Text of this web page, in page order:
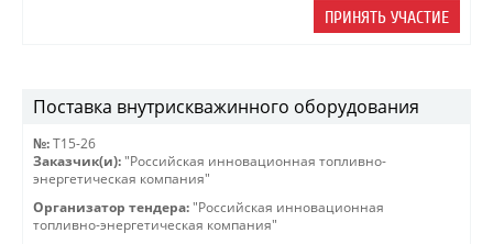
ПРИНЯТЬ УЧАСТИЕ
Поставка внутрискважинного оборудования
№: Т15-26
Заказчик(и): "Российская инновационная топливно-
энергетическая компания"
Организатор тендера: "Российская инновационная
топливно-энергетическая компания"